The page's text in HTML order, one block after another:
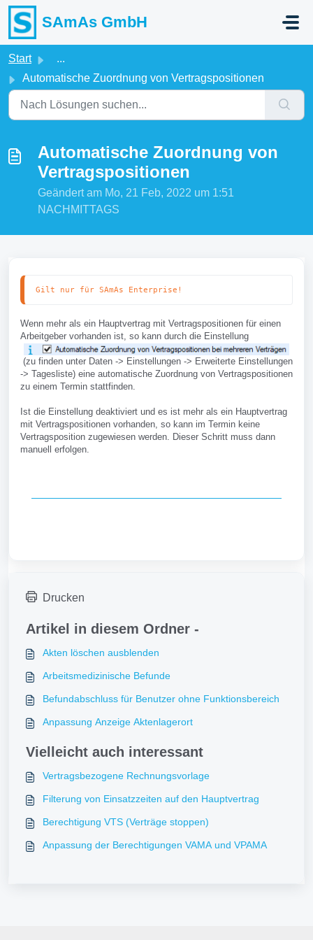
Zum hauptsächlichen Inhalt gehen
SAmAs GmbH
Start
...
Automatische Zuordnung von Vertragspositionen
Automatische Zuordnung von
Vertragspositionen
Geändert am Mo, 21 Feb, 2022 um 1:51
NACHMITTAGS
Gilt nur für SAmAs Enterprise!
Wenn mehr als ein Hauptvertrag mit Vertragspositionen für einen
Arbeitgeber vorhanden ist, so kann durch die Einstellung
(zu finden unter Daten -> Einstellungen -> Erweiterte Einstellungen
-> Tagesliste) eine automatische Zuordnung von Vertragspositionen
zu einem Termin stattfinden.
Ist die Einstellung deaktiviert und es ist mehr als ein Hauptvertrag
mit Vertragspositionen vorhanden, so kann im Termin keine
Vertragsposition zugewiesen werden. Dieser Schritt muss dann
manuell erfolgen.
Drucken
Artikel in diesem Ordner -
Akten löschen ausblenden
Arbeitsmedizinische Befunde
Befundabschluss für Benutzer ohne Funktionsbereich
Anpassung Anzeige Aktenlagerort
Vielleicht auch interessant
Vertragsbezogene Rechnungsvorlage
Filterung von Einsatzzeiten auf den Hauptvertrag
Berechtigung VTS (Verträge stoppen)
Anpassung der Berechtigungen VAMA und VPAMA